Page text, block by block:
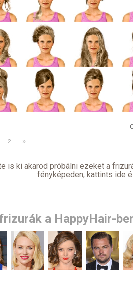
2 »
is ki akarod próbálni ezeket a
fényképeden, kattints ide
a HappyHair-